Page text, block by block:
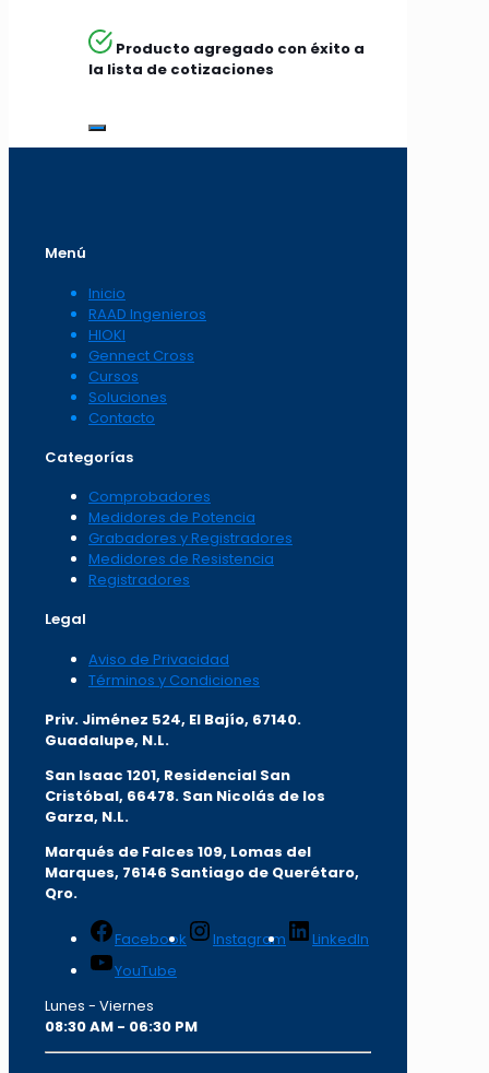
Producto agregado con éxito a
la lista de cotizaciones
Menú
Inicio
RAAD Ingenieros
HIOKI
Gennect Cross
Cursos
Soluciones
Contacto
Categorías
Comprobadores
Medidores de Potencia
Grabadores y Registradores
Medidores de Resistencia
Registradores
Legal
Aviso de Privacidad
Términos y Condiciones
Priv. Jiménez 524, El Bajío, 67140.
Guadalupe, N.L.
San Isaac 1201, Residencial San
Cristóbal, 66478. San Nicolás de los
Garza, N.L.
Marqués de Falces 109, Lomas del
Marques, 76146 Santiago de Querétaro,
Qro.
Facebook Instagram
LinkedIn
YouTube
Lunes - Viernes
08:30 AM - 06:30 PM